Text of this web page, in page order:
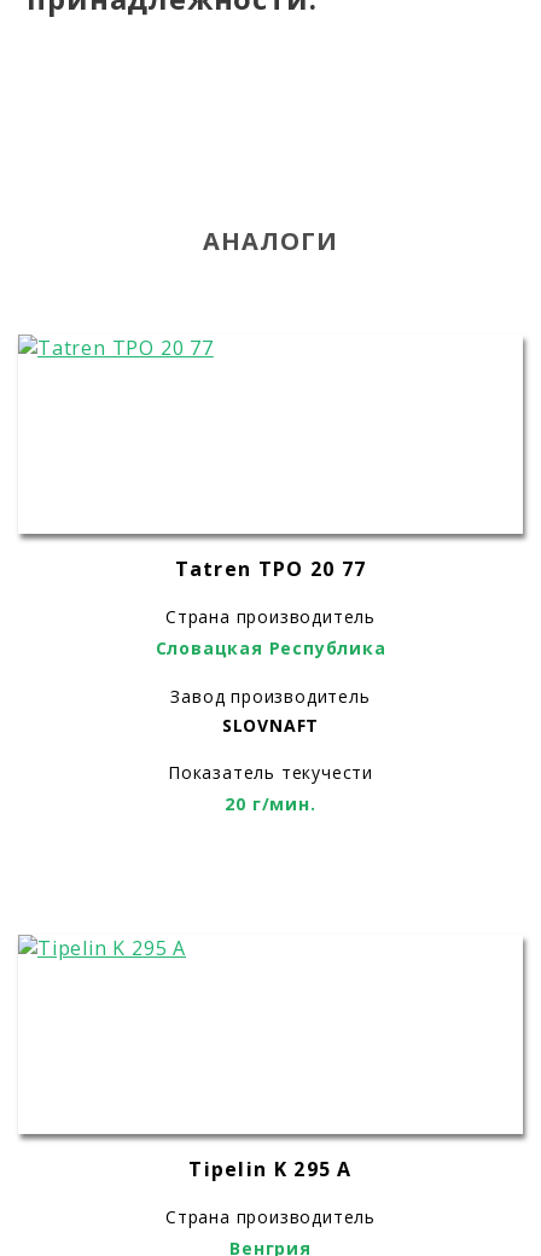
АНАЛОГИ
Tatren TPO 20 77
Страна производитель
Словацкая Республика
Завод производитель
SLOVNAFT
Показатель текучести
20 г/мин.
Tipelin K 295 A
Страна производитель
Венгрия